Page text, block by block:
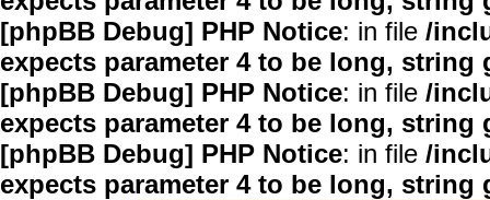
[phpBB Debug] PHP Notice: in file /
expects parameter 4 to be long, string
[phpBB Debug] PHP Notice: in file /
expects parameter 4 to be long, string
[phpBB Debug] PHP Notice: in file /
expects parameter 4 to be long, string